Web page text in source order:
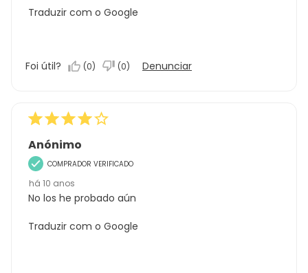
Traduzir com o Google
Foi útil? (0) (0) Denunciar
Anónimo
COMPRADOR VERIFICADO
há 10 anos
No los he probado aún
Traduzir com o Google